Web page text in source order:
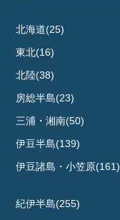
北海道(25)
東北(16)
北陸(38)
房総半島(23)
三浦・湘南(50)
伊豆半島(139)
伊豆諸島・小笠原(161)
紀伊半島(255)